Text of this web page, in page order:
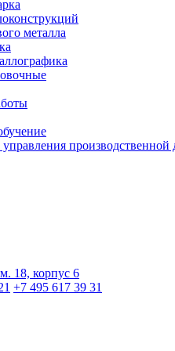
металла
производственной
18, корпус 6
+7 495 617 39 31